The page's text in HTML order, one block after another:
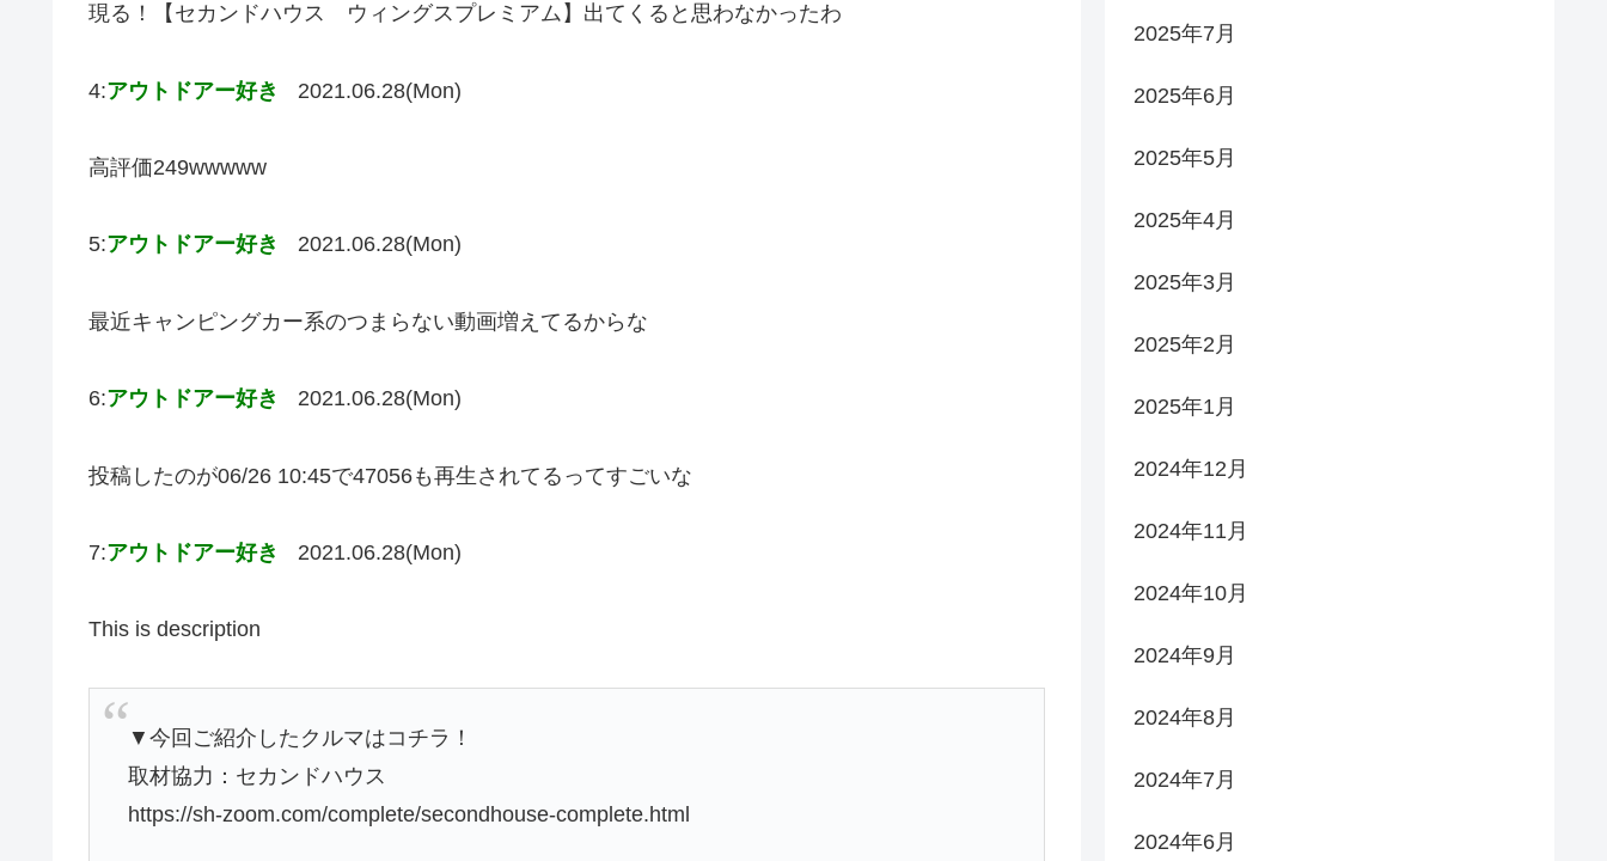
現る！【セカンドハウス ウィングスプレミアム】出てくると思わなかったわ
4:アウトドアー好き 2021.06.28(Mon)
高評価249wwwww
5:アウトドアー好き 2021.06.28(Mon)
最近キャンピングカー系のつまらない動画増えてるからな
6:アウトドアー好き 2021.06.28(Mon)
投稿したのが06/26 10:45で47056も再生されてるってすごいな
7:アウトドアー好き 2021.06.28(Mon)
This is description
▼今回ご紹介したクルマはコチラ！
取材協力：セカンドハウス
https://sh-zoom.com/complete/secondhouse-complete.html
2025年7月
2025年6月
2025年5月
2025年4月
2025年3月
2025年2月
2025年1月
2024年12月
2024年11月
2024年10月
2024年9月
2024年8月
2024年7月
2024年6月